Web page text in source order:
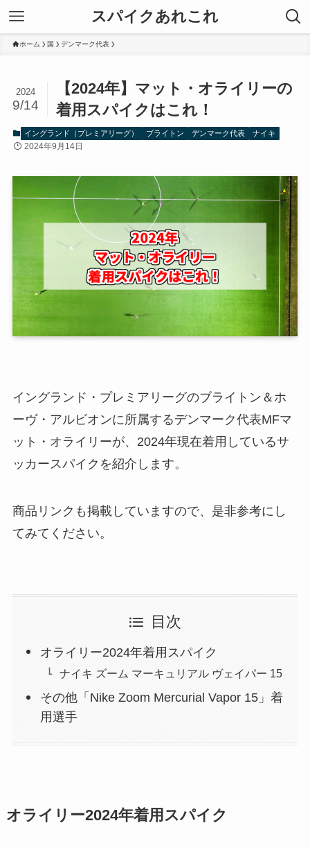
スパイクあれこれ
ホーム 国 デンマーク代表
【2024年】マット・オライリーの
着用スパイクはこれ！
2024
9/14
イングランド（プレミアリーグ） ブライトン デンマーク代表 ナイキ
2024年9月14日
イングランド・プレミアリーグのブライトン＆ホ
ーヴ・アルビオンに所属するデンマーク代表MFマ
ット・オライリーが、2024年現在着用しているサ
ッカースパイクを紹介します。
商品リンクも掲載していますので、是非参考にし
てみてください。
目次
オライリー2024年着用スパイク
ナイキ ズーム マーキュリアル ヴェイパー 15
その他「Nike Zoom Mercurial Vapor 15」着
用選手
オライリー2024年着用スパイク